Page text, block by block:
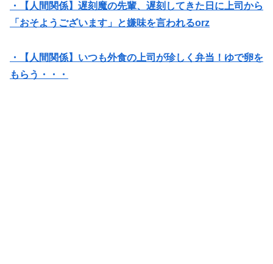
・【人間関係】遅刻魔の先輩、遅刻してきた日に上司から
「おそようございます」と嫌味を言われるorz
・【人間関係】いつも外食の上司が珍しく弁当！ゆで卵を
もらう・・・